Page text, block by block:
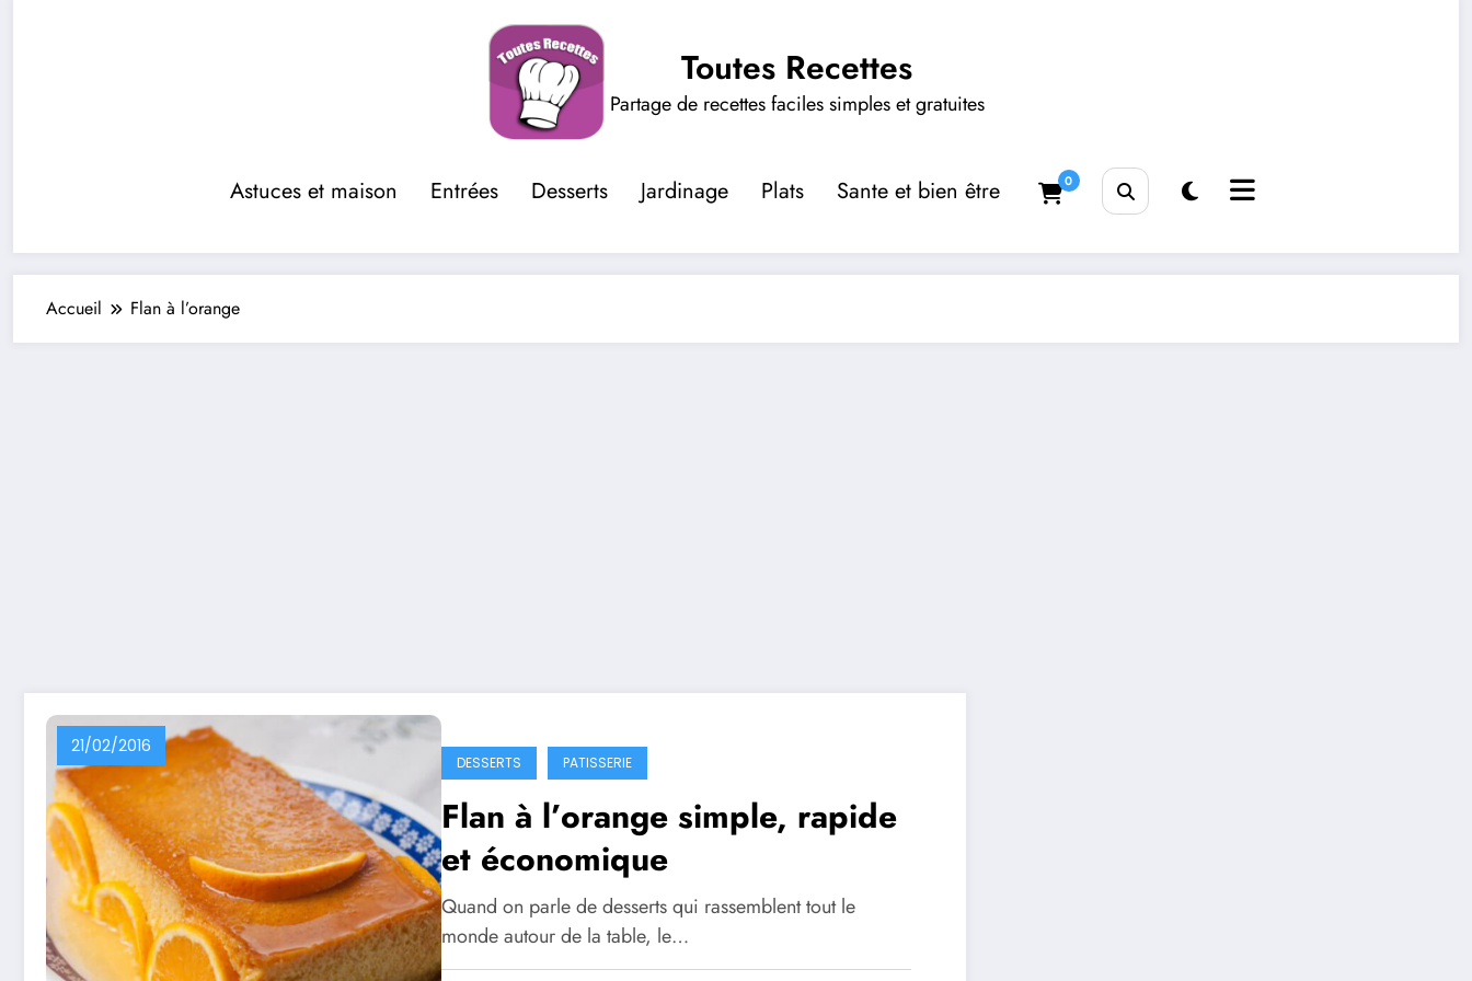
Toutes Recettes
Partage de recettes faciles simples et gratuites
Astuces et maison Entrées Desserts Jardinage Plats Sante et bien être 0
Accueil Flan à l’orange
21/02/2016
DESSERTS PATISSERIE
Flan à l’orange simple, rapide
et économique
Quand on parle de desserts qui rassemblent tout le
monde autour de la table, le…